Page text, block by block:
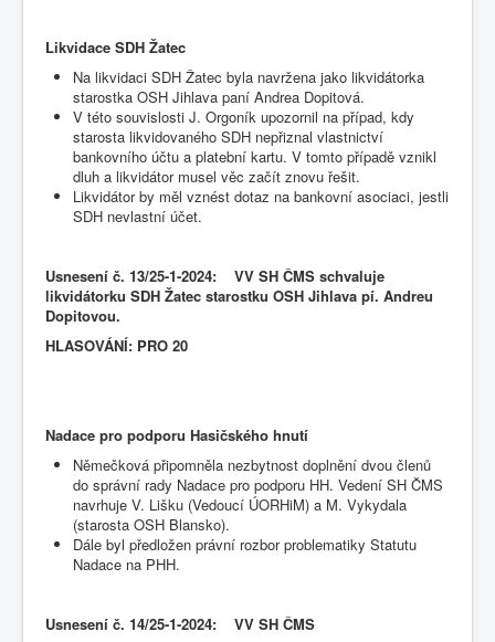
Likvidace SDH Žatec
Na likvidaci SDH Žatec byla navržena jako likvidátorka
starostka OSH Jihlava paní Andrea Dopitová.
V této souvislosti J. Orgoník upozornil na případ, kdy
starosta likvidovaného SDH nepřiznal vlastnictví
bankovního účtu a platební kartu. V tomto případě vznikl
dluh a likvidátor musel věc začít znovu řešit.
Likvidátor by měl vznést dotaz na bankovní asociaci, jestli
SDH nevlastní účet.
Usnesení č. 13/25-1-2024: VV SH ČMS schvaluje
likvidátorku SDH Žatec starostku OSH Jihlava pí. Andreu
Dopitovou.
HLASOVÁNÍ: PRO 20
Nadace pro podporu Hasičského hnutí
Němečková připomněla nezbytnost doplnění dvou členů
do správní rady Nadace pro podporu HH. Vedení SH ČMS
navrhuje V. Lišku (Vedoucí ÚORHiM) a M. Vykydala
(starosta OSH Blansko).
Dále byl předložen právní rozbor problematiky Statutu
Nadace na PHH.
Usnesení č. 14/25-1-2024: VV SH ČMS